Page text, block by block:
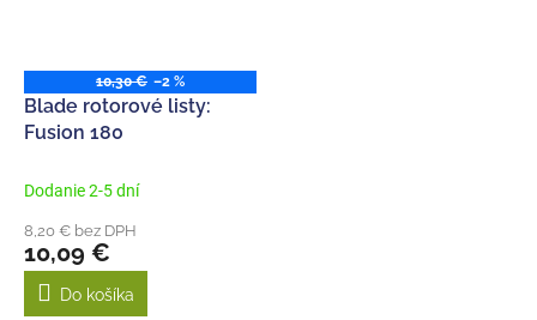
10,30 € –2 %
Blade rotorové listy:
Fusion 180
Dodanie 2-5 dní
8,20 € bez DPH
10,09 €
Do košíka